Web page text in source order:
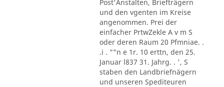
Post'Anstalten, Briefträgern
und den vgenten im Kreise
angenommen. Prei der
einfacher PrtwZekle A v m S
oder deren Raum 20 Pfmniae. .
.i . ""n e 1r. 10 erttn, den 25.
Januar l837 31. Jahrg. . ', S
staben den Landbriefnägern
und unseren Spediteuren